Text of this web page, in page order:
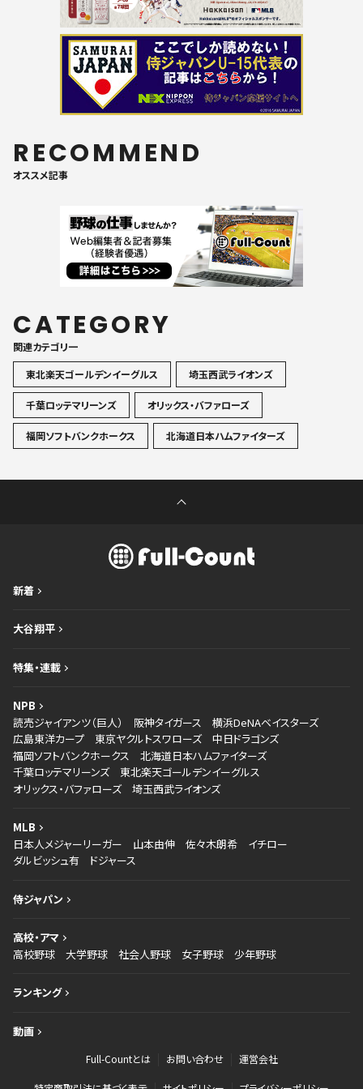
RECOMMEND
オススメ記事
CATEGORY
関連カテゴリ一
東北楽天ゴールデンイーグルス
埼玉西武ライオンズ
千葉ロッテマリーンズ オリックス・バファローズ
福岡ソフトバンクホークス 北海道日本ハムファイターズ
新着
大谷翔平
特集・連載
NPB
読売ジャイアンツ（巨人）
阪神タイガース
横浜DeNAベイスターズ
広島東洋カープ
東京ヤクルトスワローズ
中日ドラゴンズ
福岡ソフトバンクホークス
北海道日本ハムファイターズ
千葉ロッテマリーンズ
東北楽天ゴールデンイーグルス
オリックス・バファローズ
埼玉西武ライオンズ
MLB
日本人メジャーリーガー
山本由伸 佐々木朗希
イチロー
ダルビッシュ有
ドジャース
侍ジャパン
高校・アマ
高校野球
大学野球 社会人野球 女子野球 少年野球
ランキング
動画
Full-Countとは お問い合わせ 運営会社